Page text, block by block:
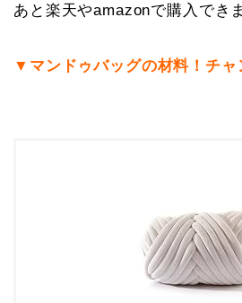
あと楽天やamazonで購入でき
▼マンドゥバッグの材料！チャ